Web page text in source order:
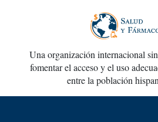
Una organización internacional
fomentar el acceso y el uso
entre la población